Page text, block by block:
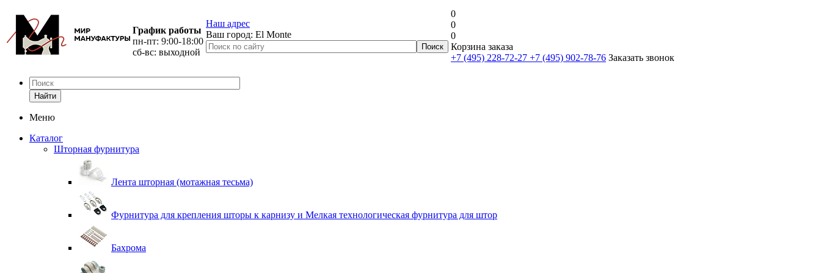
График работы
пн-пт: 9:00-18:00
сб-вс: выходной
Наш адрес
Ваш город: El Monte
0
0
0
Корзина заказа
+7 (495) 228-72-27 +7 (495) 902-78-76 Заказать звонок
Найти
Меню
Каталог
Шторная фурнитура
Лента шторная (мотажная тесьма)
Фурнитура для крепления шторы к карнизу и Мелкая технологическая фурнитура для штор
Бахрома